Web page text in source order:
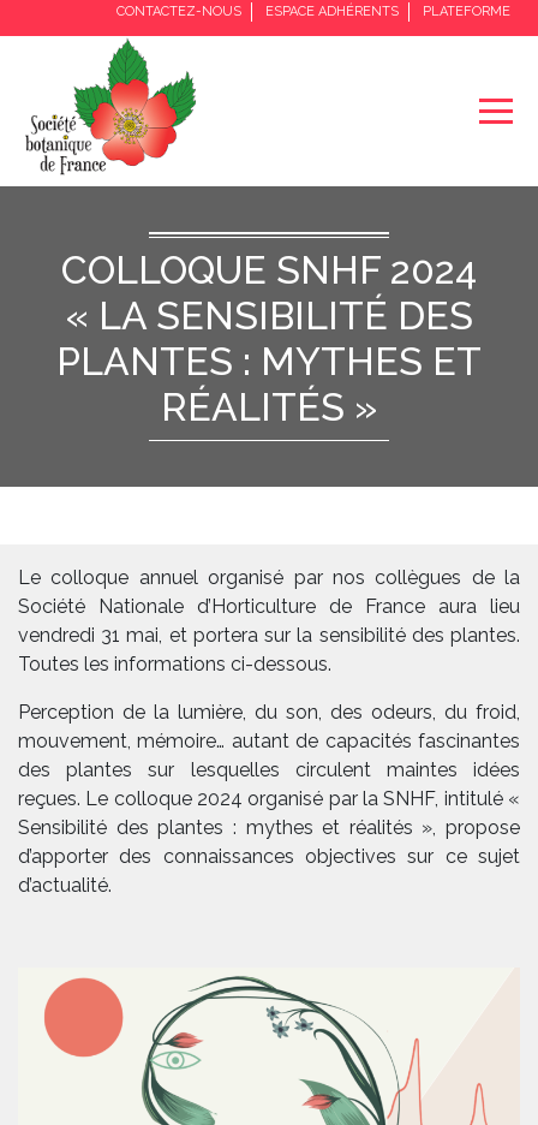
CONTACTEZ-NOUS ESPACE ADHÉRENTS PLATEFORME
COLLOQUE SNHF 2024
« LA SENSIBILITÉ DES
PLANTES : MYTHES ET
RÉALITÉS »
Le colloque annuel organisé par nos collègues de la
Société Nationale d’Horticulture de France aura lieu
vendredi 31 mai, et portera sur la sensibilité des plantes.
Toutes les informations ci-dessous.
Perception de la lumière, du son, des odeurs, du froid,
mouvement, mémoire… autant de capacités fascinantes
des plantes sur lesquelles circulent maintes idées
reçues. Le colloque 2024 organisé par la SNHF, intitulé «
Sensibilité des plantes : mythes et réalités », propose
d’apporter des connaissances objectives sur ce sujet
d’actualité.